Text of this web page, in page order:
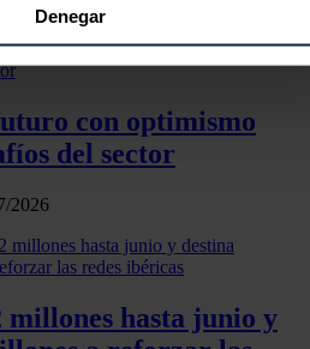
sobre su ubicación geográfica
de varios metros
analizándolo activamente
sobre cómo se procesan sus
sus preferencias en la
de cookies.
web se usan para personalizar el
ofrecer funciones de redes
compartimos información sobre
Denegar
con optimismo
del sector
2026
millones hasta junio y